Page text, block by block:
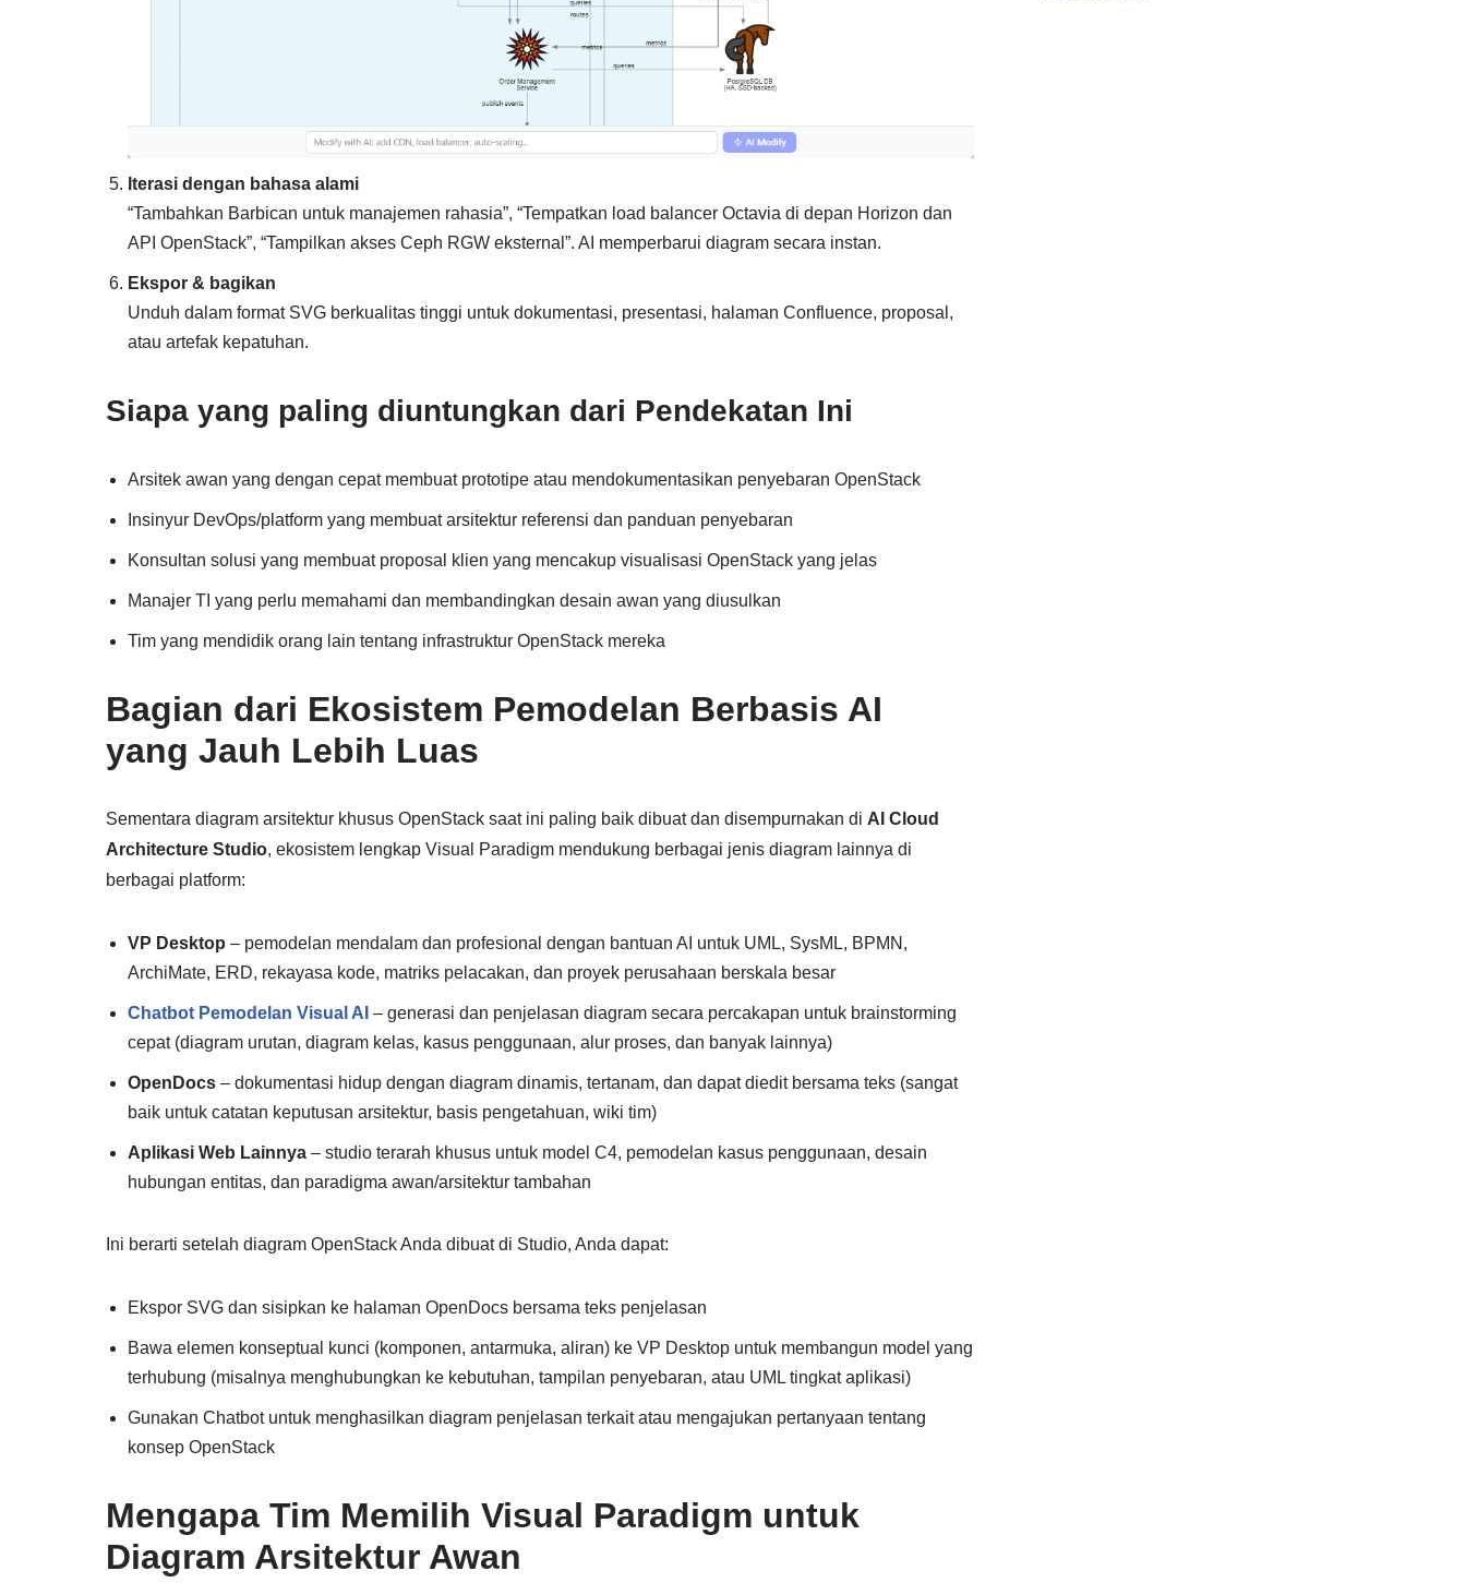
Iterasi dengan bahasa alami
“Tambahkan Barbican untuk manajemen rahasia”, “Tempatkan load balancer Octavia di depan Horizon dan
API OpenStack”, “Tampilkan akses Ceph RGW eksternal”. AI memperbarui diagram secara instan.
Ekspor & bagikan
Unduh dalam format SVG berkualitas tinggi untuk dokumentasi, presentasi, halaman Confluence, proposal,
atau artefak kepatuhan.
Siapa yang paling diuntungkan dari Pendekatan Ini
Arsitek awan yang dengan cepat membuat prototipe atau mendokumentasikan penyebaran OpenStack
Insinyur DevOps/platform yang membuat arsitektur referensi dan panduan penyebaran
Konsultan solusi yang membuat proposal klien yang mencakup visualisasi OpenStack yang jelas
Manajer TI yang perlu memahami dan membandingkan desain awan yang diusulkan
Tim yang mendidik orang lain tentang infrastruktur OpenStack mereka
Bagian dari Ekosistem Pemodelan Berbasis AI
yang Jauh Lebih Luas
Sementara diagram arsitektur khusus OpenStack saat ini paling baik dibuat dan disempurnakan di AI Cloud
Architecture Studio, ekosistem lengkap Visual Paradigm mendukung berbagai jenis diagram lainnya di
berbagai platform:
VP Desktop – pemodelan mendalam dan profesional dengan bantuan AI untuk UML, SysML, BPMN,
ArchiMate, ERD, rekayasa kode, matriks pelacakan, dan proyek perusahaan berskala besar
Chatbot Pemodelan Visual AI – generasi dan penjelasan diagram secara percakapan untuk brainstorming
cepat (diagram urutan, diagram kelas, kasus penggunaan, alur proses, dan banyak lainnya)
OpenDocs – dokumentasi hidup dengan diagram dinamis, tertanam, dan dapat diedit bersama teks (sangat
baik untuk catatan keputusan arsitektur, basis pengetahuan, wiki tim)
Aplikasi Web Lainnya – studio terarah khusus untuk model C4, pemodelan kasus penggunaan, desain
hubungan entitas, dan paradigma awan/arsitektur tambahan
Ini berarti setelah diagram OpenStack Anda dibuat di Studio, Anda dapat:
Ekspor SVG dan sisipkan ke halaman OpenDocs bersama teks penjelasan
Bawa elemen konseptual kunci (komponen, antarmuka, aliran) ke VP Desktop untuk membangun model yang
terhubung (misalnya menghubungkan ke kebutuhan, tampilan penyebaran, atau UML tingkat aplikasi)
Gunakan Chatbot untuk menghasilkan diagram penjelasan terkait atau mengajukan pertanyaan tentang
konsep OpenStack
Mengapa Tim Memilih Visual Paradigm untuk
Diagram Arsitektur Awan